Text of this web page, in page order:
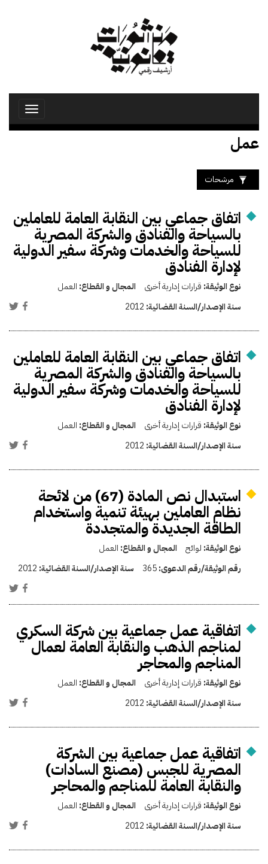
Toggle
عمل
مرشحات
اتفاق جماعي بين النقابة العامة للعاملين
بالسياحة والفنادق والشركة المصرية
للسياحة والخدمات وشركة سفير الدولية
لإدارة الفنادق
نوع الوثيقة: قرارات إدارية أخرى المجال و القطاع: العمل
سنة الإصدار/السنة القضائية: 2012
اتفاق جماعي بين النقابة العامة للعاملين
بالسياحة والفنادق والشركة المصرية
للسياحة والخدمات وشركة سفير الدولية
لإدارة الفنادق
نوع الوثيقة: قرارات إدارية أخرى المجال و القطاع: العمل
سنة الإصدار/السنة القضائية: 2012
استبدال نص المادة (67) من لائحة
نظام العاملين بهيئة تنمية واستخدام
الطاقة الجديدة والمتجددة
نوع الوثيقة: لوائح المجال و القطاع: العمل
رقم الوثيقة/رقم الدعوى:365 سنة الإصدار/السنة القضائية: 2012
اتفاقية عمل جماعية بين شركة السكري
لمناجم الذهب والنقابة العامة لعمال
المناجم والمحاجر
نوع الوثيقة: قرارات إدارية أخرى المجال و القطاع: العمل
سنة الإصدار/السنة القضائية: 2012
اتفاقية عمل جماعية بين الشركة
المصرية للجبس (مصنع السادات)
والنقابة العامة للمناجم والمحاجر
نوع الوثيقة: قرارات إدارية أخرى المجال و القطاع: العمل
سنة الإصدار/السنة القضائية: 2012